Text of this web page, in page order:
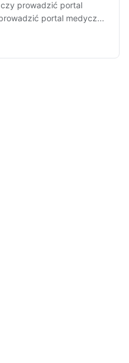
prowadzić portal
portal medycz...